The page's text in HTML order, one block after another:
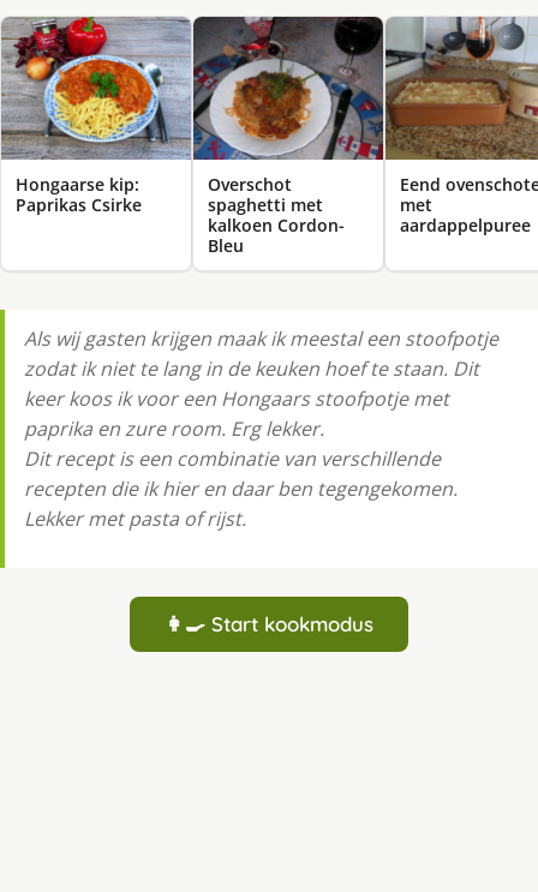
Hongaarse kip:
Paprikas Csirke
Overschot
spaghetti met
kalkoen Cordon-
Bleu
Eend
met
aardappelpuree
Als wij gasten krijgen maak ik meestal een stoofpotje
zodat ik niet te lang in de keuken hoef te staan. Dit
keer koos ik voor een Hongaars stoofpotje met
paprika en zure room. Erg lekker.
Dit recept is een combinatie van verschillende
recepten die ik hier en daar ben tegengekomen.
Lekker met pasta of rijst.
👩‍🍳 Start kookmodus